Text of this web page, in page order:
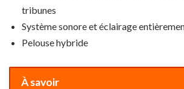
tribunes
Système sonore et éclairage
Pelouse hybride
À savoir